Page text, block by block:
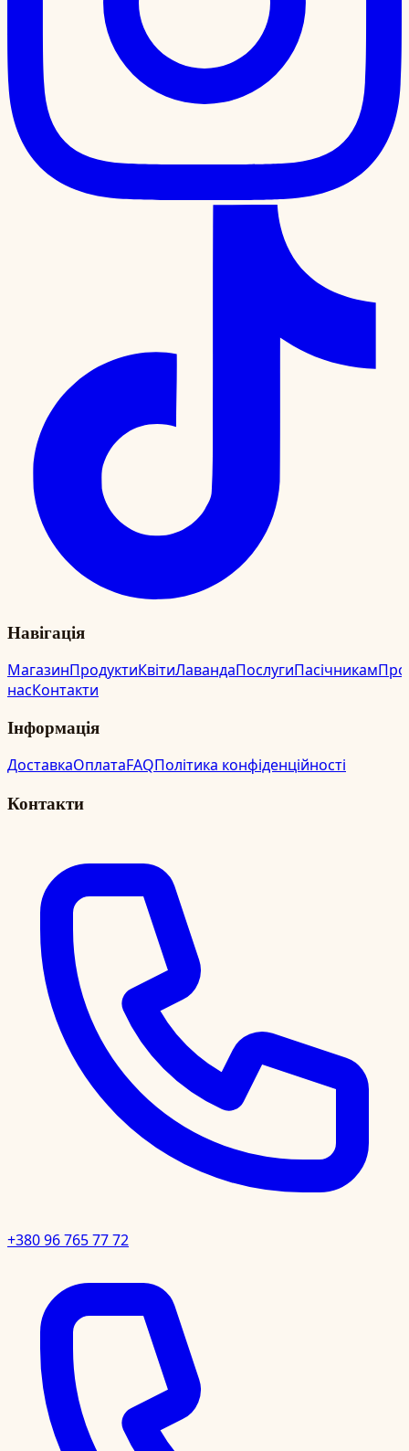
Навігація
МагазинПродуктиКвітиЛавандаПослугиПасічникамПро
насКонтакти
Інформація
ДоставкаОплатаFAQПолітика конфіденційності
Контакти
+380 96 765 77 72